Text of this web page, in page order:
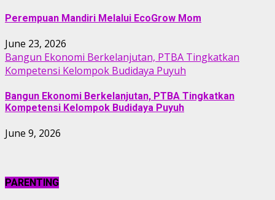
Perempuan Mandiri Melalui EcoGrow Mom
June 23, 2026
Bangun Ekonomi Berkelanjutan, PTBA Tingkatkan
Kompetensi Kelompok Budidaya Puyuh
Bangun Ekonomi Berkelanjutan, PTBA Tingkatkan
Kompetensi Kelompok Budidaya Puyuh
June 9, 2026
PARENTING